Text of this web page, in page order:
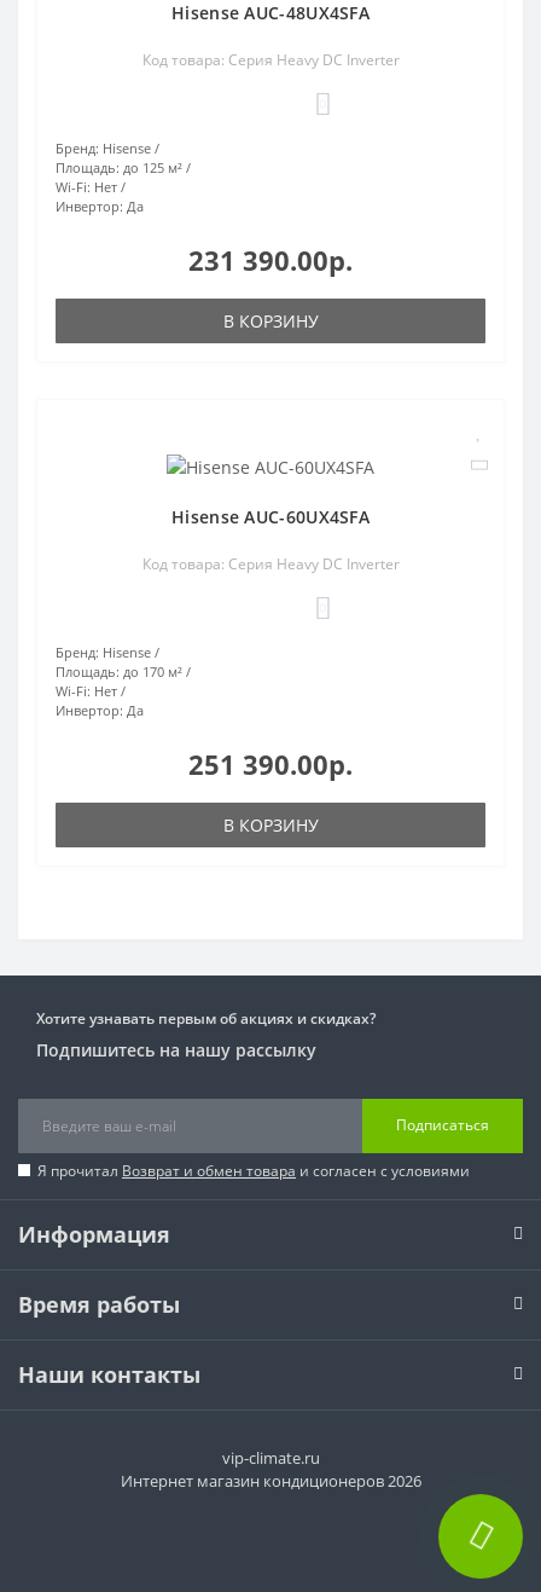
Hisense AUC-48UX4SFA
Код товара: Серия Heavy DC Inverter
Бренд: Hisense
Площадь: до 125 м²
Wi-Fi: Нет
Инвертор: Да
231 390.00р.
В КОРЗИНУ
Hisense AUC-60UX4SFA
Код товара: Серия Heavy DC Inverter
Бренд: Hisense
Площадь: до 170 м²
Wi-Fi: Нет
Инвертор: Да
251 390.00р.
В КОРЗИНУ
Хотите узнавать первым об акциях и скидках?
Подпишитесь на нашу рассылку
Подписаться
Я прочитал Возврат и обмен товара и согласен с условиями
Информация
Время работы
Наши контакты
vip-climate.ru
Интернет магазин кондиционеров 2026